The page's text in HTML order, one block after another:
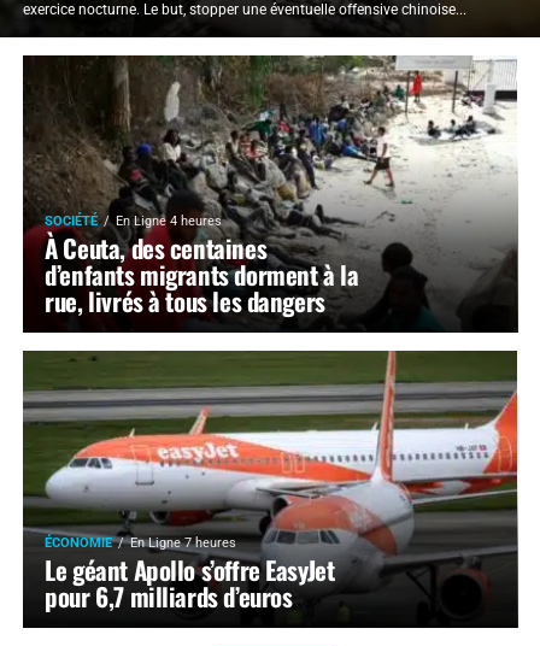
exercice nocturne. Le but, stopper une éventuelle offensive chinoise...
SOCIÉTÉ En Ligne 4 heures
À Ceuta, des centaines
d’enfants migrants dorment à la
rue, livrés à tous les dangers
ÉCONOMIE En Ligne 7 heures
Le géant Apollo s’offre EasyJet
pour 6,7 milliards d’euros